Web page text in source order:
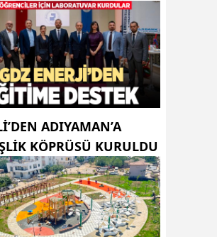
ADIYAMAN’A
KÖPRÜSÜ KURULDU